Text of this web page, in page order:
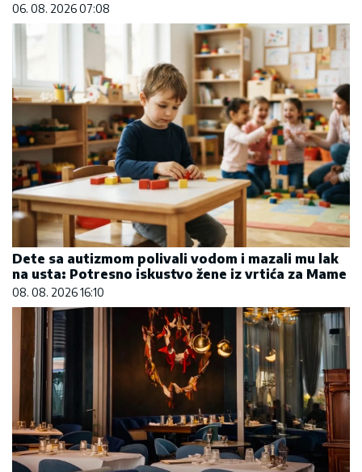
06. 08. 2026 07:08
Dete sa autizmom polivali vodom i mazali mu lak
na usta: Potresno iskustvo žene iz vrtića za Mame
08. 08. 2026 16:10